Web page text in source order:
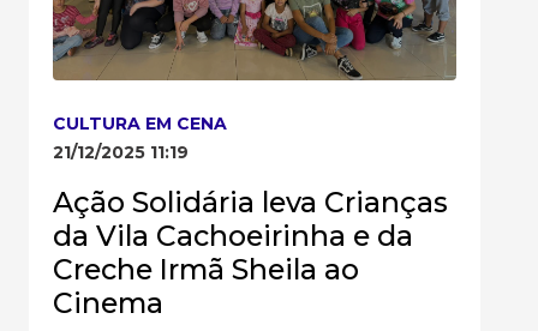
CULTURA EM CENA
21/12/2025 11:19
Ação Solidária leva Crianças
da Vila Cachoeirinha e da
Creche Irmã Sheila ao
Cinema